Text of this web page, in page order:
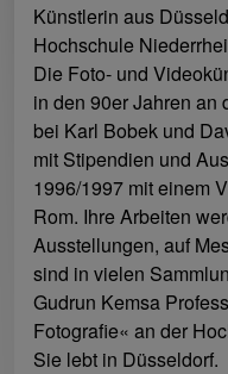
Künstlerin aus
Hochschule
Die Foto- und
in den 90er Jahren an
bei Karl Bobek und
mit Stipendien und
1996/1997 mit einem
Rom. Ihre Arbeiten
Ausstellungen, auf
sind in vielen
Gudrun Kemsa
Fotografie« an der
Sie lebt in Düsseldorf.